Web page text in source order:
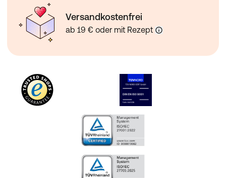
Versandkostenfrei
ab 19 € oder mit Rezept